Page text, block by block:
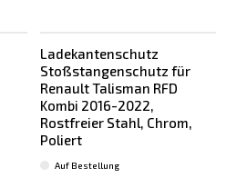
Ladekantenschutz
Stoßstangenschutz für
Renault Talisman RFD
Kombi 2016-2022,
Rostfreier Stahl, Chrom,
Poliert
Auf Bestellung